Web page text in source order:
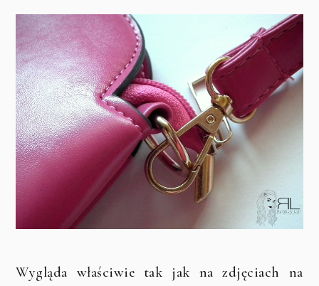
Wygląda właściwie tak jak na zdjęciach na